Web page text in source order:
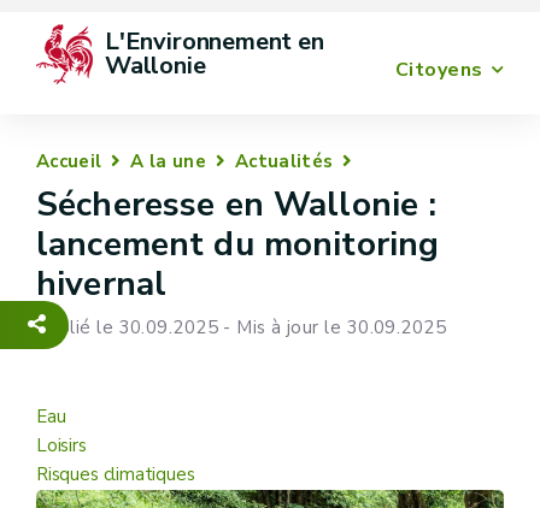
Citoyens
L'Environnement en
Wallonie
Accueil A la une Actualités
Sécheresse en Wallonie :
lancement du monitoring
hivernal
Publié le 30.09.2025 - Mis à jour le 30.09.2025
Eau
Loisirs
Risques climatiques